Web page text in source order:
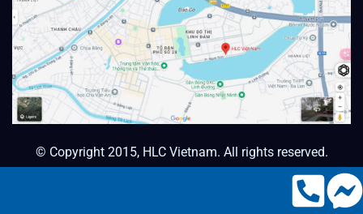
© Copyright 2015, HLC Vietnam. All rights reserved.